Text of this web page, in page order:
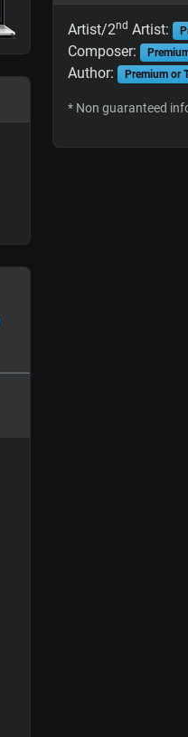
Artist/2nd Artist:
Composer:
Author: Premium or
* Non guaranteed